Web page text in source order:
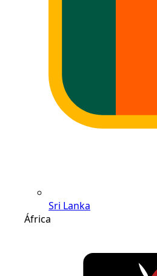
Sri Lanka
África